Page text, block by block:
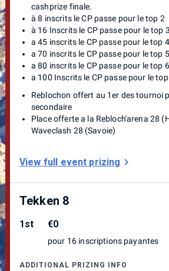
cashprize finale.
à 8 inscrits le CP passe pour le top 2
à 16 Inscrits le CP passe pour le top 3
a 45 inscrits le CP passe pour le top 4
a 70 inscrits le CP passe pour le top 5
a 80 inscrits le CP passe pour le top 6
a 100 Inscrits le CP passe pour le top
Reblochon offert au 1er des tournoi
secondaire
Place offerte a la Rebloch'arena 28
Waveclash 28 (Savoie)
View full event prizing
Tekken 8
1st €0
pour 16 inscriptions payantes
ADDITIONAL PRIZING INFO